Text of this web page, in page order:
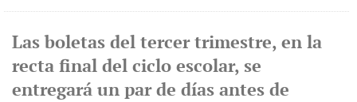
Las boletas del tercer trimestre, en la
recta final del ciclo escolar, se
entregará un par de días antes de